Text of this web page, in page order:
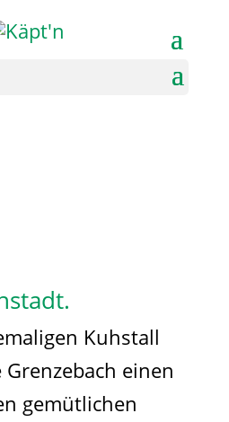
Kuhstall
einen
gemütlichen